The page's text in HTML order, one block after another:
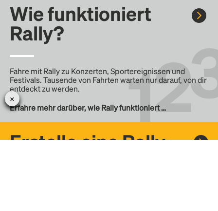
Wie funktioniert
Rally?
Fahre mit Rally zu Konzerten, Sportereignissen und
Festivals. Tausende von Fahrten warten nur darauf, von dir
entdeckt zu werden.
Erfahre mehr darüber, wie Rally funktioniert …
Erstelle eine Rally